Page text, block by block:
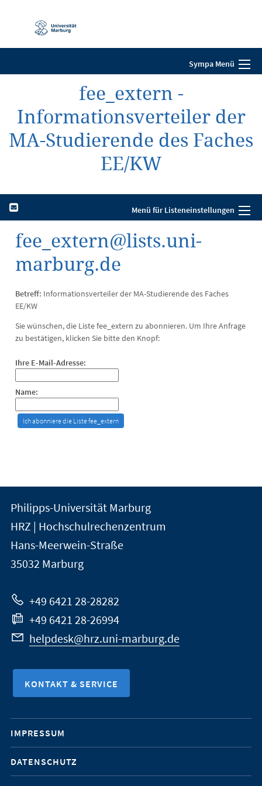
Navigation
Sympa Menü
fee_extern -
Informationsverteiler der
MA-Studierende des Faches
EE/KW
Menü für Listeneinstellungen
fee_extern@lists.uni-
marburg.de
Betreff: Informationsverteiler der MA-Studierende des Faches
EE/KW
Sie wünschen, die Liste fee_extern zu abonnieren. Um Ihre Anfrage
zu bestätigen, klicken Sie bitte den Knopf:
Ihre E-Mail-Adresse:
Name:
Kontakt
und
Informationen
zur
Website
der
Universität
Marburg
Philipps-Universität Marburg
HRZ | Hochschulrechenzentrum
Hans-Meerwein-Straße
35032 Marburg
+49 6421 28-28282
+49 6421 28-26994
helpdesk@hrz.uni-marburg.de
KONTAKT & SERVICE
Mobile-
Service-
Navigation
IMPRESSUM
DATENSCHUTZ